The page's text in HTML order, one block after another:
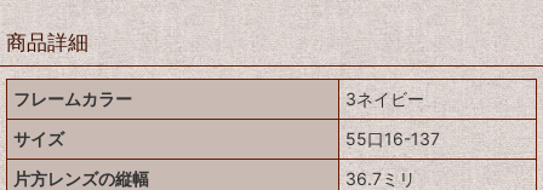
商品詳細
フレームカラー
3ネイビー
サイズ
55口16-137
片方レンズの縦幅
36.7ミリ